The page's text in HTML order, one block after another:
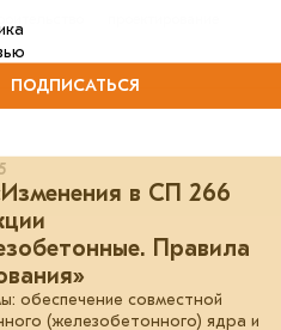
в СП 266
Правила
обеспечение совместной
(железобетонного) ядра и
ПОДПИСАТЬСЯ